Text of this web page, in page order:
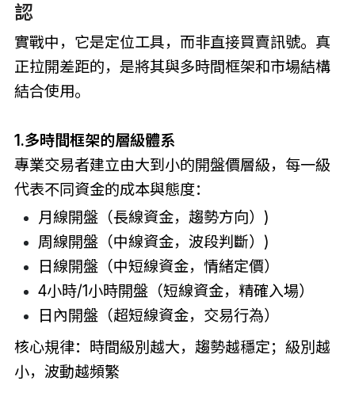
認
實戰中，它是定位工具，而非直接買賣訊號。真
正拉開差距的，是將其與多時間框架和市場結構
結合使用。
1.多時間框架的層級體系
專業交易者建立由大到小的開盤價層級，每一級
代表不同資金的成本與態度：
月線開盤（長線資金，趨勢方向）)
周線開盤（中線資金，波段判斷）)
日線開盤（中短線資金，情緒定價）
4小時/1小時開盤（短線資金，精確入場）
日內開盤（超短線資金，交易行為）
核心規律：時間級別越大，趨勢越穩定；級別越
小，波動越頻繁